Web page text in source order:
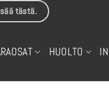
tästä.
HUOLTO